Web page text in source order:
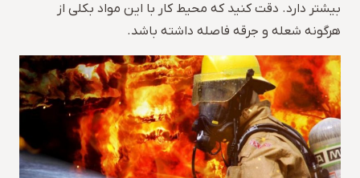
بیشتر دارد. دقت کنید که محیط کار با این مواد بکلی از
هرگونه شعله و جرقه فاصله داشته باشد.